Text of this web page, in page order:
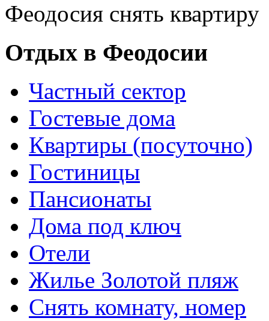
Феодосия снять квартиру
Отдых в Феодосии
Частный сектор
Гостевые дома
Квартиры (посуточно)
Гостиницы
Пансионаты
Дома под ключ
Отели
Жилье Золотой пляж
Снять комнату, номер